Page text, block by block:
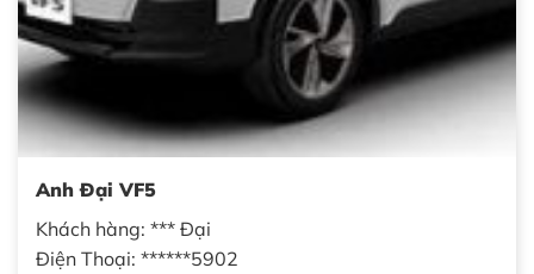
Anh Đại VF5
Khách hàng: *** Đại
Điện Thoại: ******5902